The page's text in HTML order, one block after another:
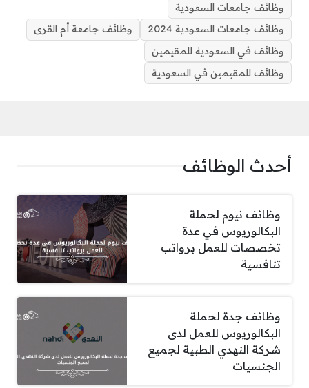
وظائف جامعات السعودية
وظائف جامعات السعودية 2024
وظائف جامعة أم القرى
وظائف في السعودية للمقيمين
وظائف للمقيمين في السعودية
أحدث الوظائف
وظائف نيوم لحملة
البكالوريوس في عدة
تخصصات للعمل برواتب
تنافسية
وظائف جدة لحملة
البكالوريوس للعمل لدى
شركة النهدي الطبية لجميع
الجنسيات